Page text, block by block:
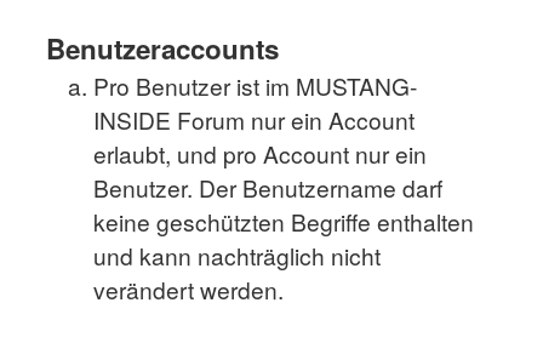
Benutzeraccounts
Pro Benutzer ist im MUSTANG-
INSIDE Forum nur ein Account
erlaubt, und pro Account nur ein
Benutzer. Der Benutzername darf
keine geschützten Begriffe enthalten
und kann nachträglich nicht
verändert werden.